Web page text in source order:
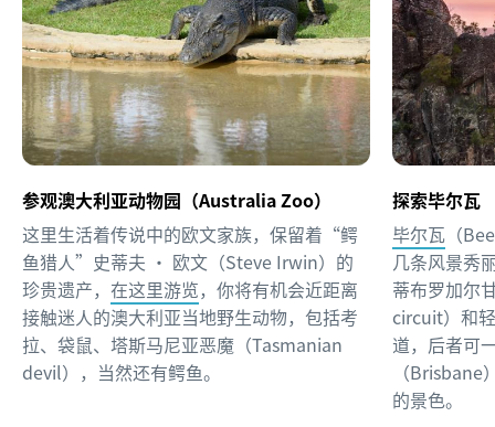
参观澳大利亚动物园（Australia Zoo）
这里生活着传说中的欧文家族，保留着“鳄
鱼猎人”史蒂夫 • 欧文（Steve Irwin）的
珍贵遗产， 在这里游览，你将有机会近距离
接触迷人的澳大利亚当地野生动物，包括考
拉、袋鼠、塔斯马尼亚恶魔（Tasmanian
devil），当然还有鳄鱼。
探索毕尔瓦
毕尔瓦 （
几条风景秀
蒂布罗加尔
circuit）和
道，后者可
（
的景色。